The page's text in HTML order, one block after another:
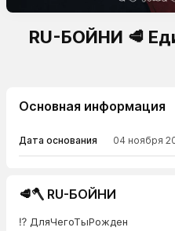
RU-БОЙНИ 🥩
Основная информация
Дата основания 04 ноября
🥩🪓 RU-БОЙНИ
⁉️ ДляЧегоТыРожден